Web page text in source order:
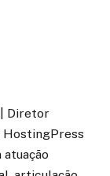
Diretor
HostingPress